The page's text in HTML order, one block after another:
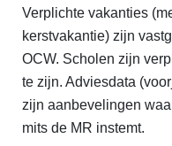
Verplichte vakanties
kerstvakantie) zijn
OCW. Scholen zijn
te zijn. Adviesdata
zijn aanbevelingen
mits de MR instemt.